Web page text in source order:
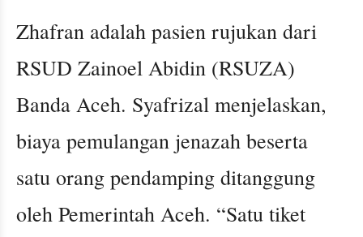
Zhafran adalah pasien rujukan dari
RSUD Zainoel Abidin (RSUZA)
Banda Aceh. Syafrizal menjelaskan,
biaya pemulangan jenazah beserta
satu orang pendamping ditanggung
oleh Pemerintah Aceh. “Satu tiket